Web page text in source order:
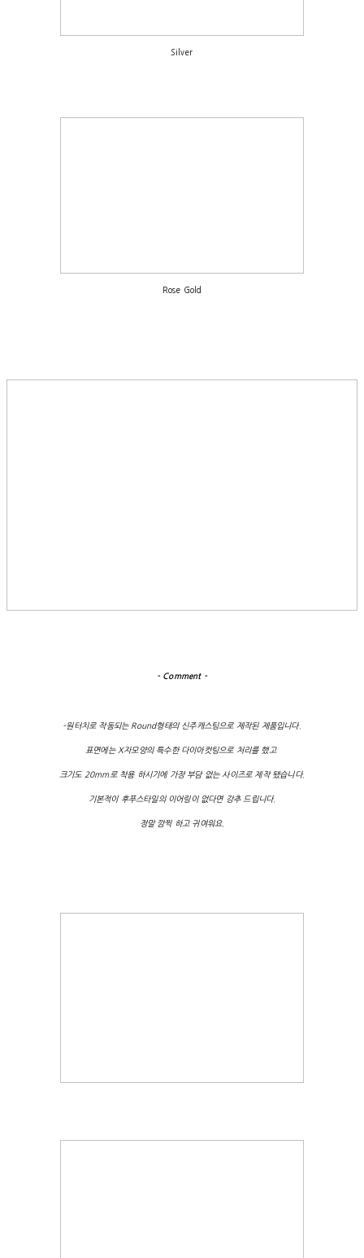
Silver
Rose Gold
- Comment -
-원터치로 작동되는 Round형태의 신주캐스팅으로 제작된 제품입니다.
표면에는 X자모양의 특수한 다이아컷팅으로 처리를 했고
크기도 20mm로 착용 하시기에 가장 부담 없는 사이즈로 제작 됐습니다.
기본적이 후푸스타일의 이어링이 없다면 강추 드립니다.
정말 깜찍 하고 귀여워요.